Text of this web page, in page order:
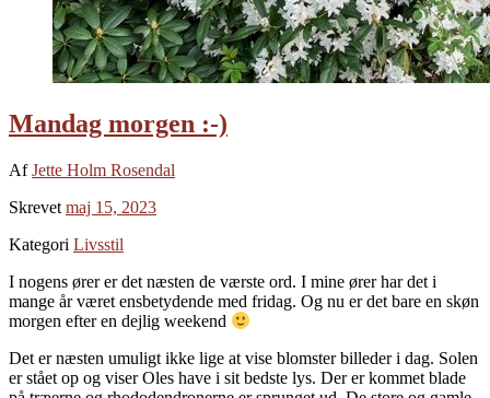
Mandag morgen :-)
AfJette Holm Rosendal
Skrevet maj 15, 2023
Kategori Livsstil
I nogens ører er det næsten de værste ord. I mine ører har det i
mange år været ensbetydende med fridag. Og nu er det bare en skøn
morgen efter en dejlig weekend
Det er næsten umuligt ikke lige at vise blomster billeder i dag. Solen
er stået op og viser Oles have i sit bedste lys. Der er kommet blade